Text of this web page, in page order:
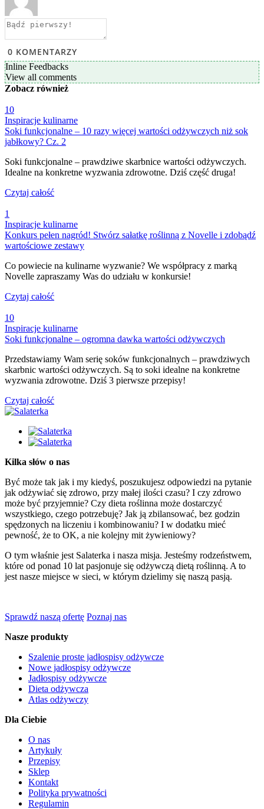
0 KOMENTARZY
Inline Feedbacks
View all comments
Zobacz również
10
Inspiracje kulinarne
Soki funkcjonalne – 10 razy więcej wartości odżywczych niż sok
jabłkowy? Cz. 2
Soki funkcjonalne – prawdziwe skarbnice wartości odżywczych.
Idealne na konkretne wyzwania zdrowotne. Dziś część druga!
Czytaj całość
1
Inspiracje kulinarne
Konkurs pełen nagród! Stwórz sałatkę roślinną z Novelle i zdobądź
wartościowe zestawy
Co powiecie na kulinarne wyzwanie? We współpracy z marką
Novelle zapraszamy Was do udziału w konkursie!
Czytaj całość
10
Inspiracje kulinarne
Soki funkcjonalne – ogromna dawka wartości odżywczych
Przedstawiamy Wam serię soków funkcjonalnych – prawdziwych
skarbnic wartości odżywczych. Są to soki idealne na konkretne
wyzwania zdrowotne. Dziś 3 pierwsze przepisy!
Czytaj całość
Kilka słów o nas
Być może tak jak i my kiedyś, poszukujesz odpowiedzi na pytanie
jak odżywiać się zdrowo, przy małej ilości czasu? I czy zdrowo
może być przyjemnie? Czy dieta roślinna może dostarczyć
wszystkiego, czego potrzebuję? Jak ją zbilansować, bez godzin
spędzonych na liczeniu i kombinowaniu? I w dodatku mieć
pewność, że to OK, a nie kolejny mit żywieniowy?
O tym właśnie jest Salaterka i nasza misja. Jesteśmy rodzeństwem,
które od ponad 10 lat pasjonuje się odżywczą dietą roślinną. A to
jest nasze miejsce w sieci, w którym dzielimy się naszą pasją.
Sprawdź naszą ofertę Poznaj nas
Nasze produkty
Szalenie proste jadłospisy odżywcze
Nowe jadłospisy odżywcze
Jadłospisy odżywcze
Dieta odżywcza
Atlas odżywczy
Dla Ciebie
O nas
Artykuły
Przepisy
Sklep
Kontakt
Polityka prywatności
Regulamin